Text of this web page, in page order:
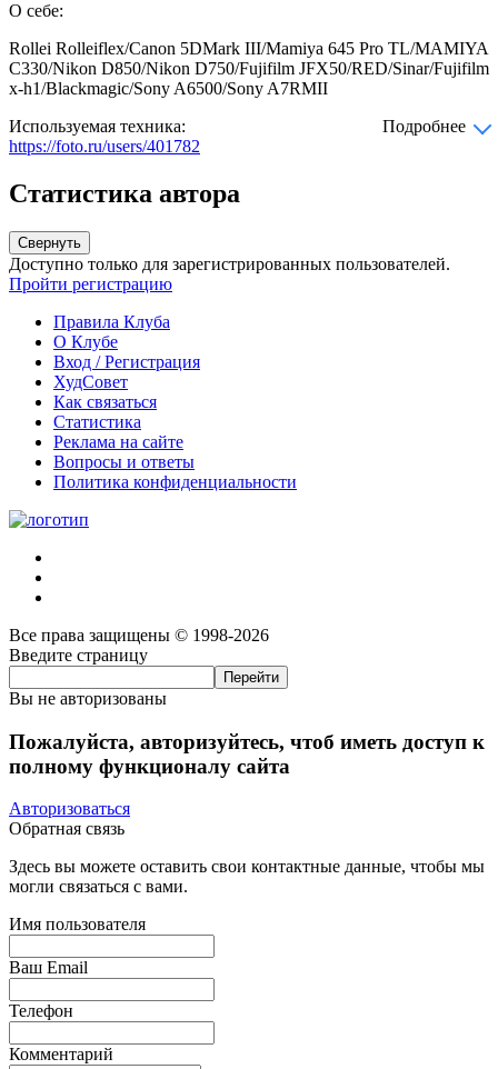
О себе:
Rollei Rolleiflex/Canon 5DMark III/Mamiya 645 Pro TL/MAMIYA
C330/Nikon D850/Nikon D750/Fujifilm JFX50/RED/Sinar/Fujifilm
x-h1/Blackmagic/Sony A6500/Sony A7RMII
Используемая техника:
Подробнее
https://foto.ru/users/401782
Статистика автора
Свернуть
Доступно только для зарегистрированных пользователей.
Пройти регистрацию
Правила Клуба
О Клубе
Вход / Регистрация
ХудСовет
Как связаться
Статистика
Реклама на сайте
Вопросы и ответы
Политика конфиденциальности
Все права защищены © 1998-2026
Введите страницу
Вы не авторизованы
Пожалуйста, авторизуйтесь, чтоб иметь доступ к
полному функционалу сайта
Авторизоваться
Обратная связь
Здесь вы можете оставить свои контактные данные, чтобы мы
могли связаться с вами.
Имя пользователя
Ваш Email
Телефон
Комментарий